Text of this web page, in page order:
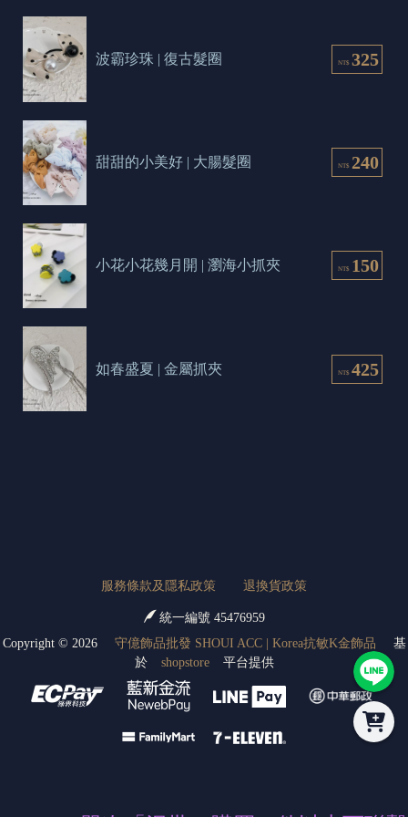
NT$ 325
波霸珍珠 | 復古髮圈
NT$ 240
甜甜的小美好 | 大腸髮圈
NT$ 150
小花小花幾月開 | 瀏海小抓夾
NT$ 425
如春盛夏 | 金屬抓夾
服務條款及隱私政策 退換貨政策
統一編號 45476959
Copyright © 2026 守億飾品批發 SHOUI ACC | Korea抗敏K金飾品
基
於
shopstore 平台提供